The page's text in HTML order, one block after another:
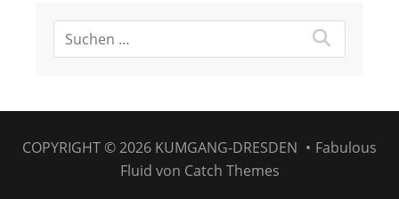
COPYRIGHT © 2026 KUMGANG-DRESDEN • Fabulous
Fluid von Catch Themes